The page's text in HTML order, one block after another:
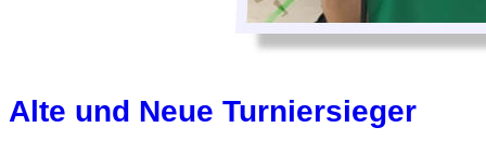
Alte und Neue Turniersieger